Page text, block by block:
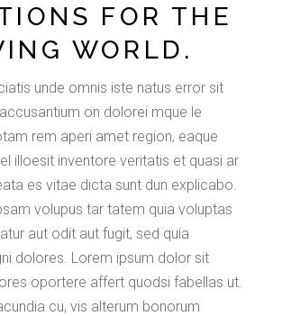
FOR THE
WORLD.
unde omnis iste natus error sit
on dolorei mque le
rem aperi amet region, eaque
illoesit inventore veritatis et quasi ar
es vitae dicta sunt dun explicabo.
volupus tar tatem quia voluptas
aut odit aut fugit, sed quia
dolores. Lorem ipsum dolor sit
oportere affert quodsi fabellas ut.
cu, vis alterum bonorum